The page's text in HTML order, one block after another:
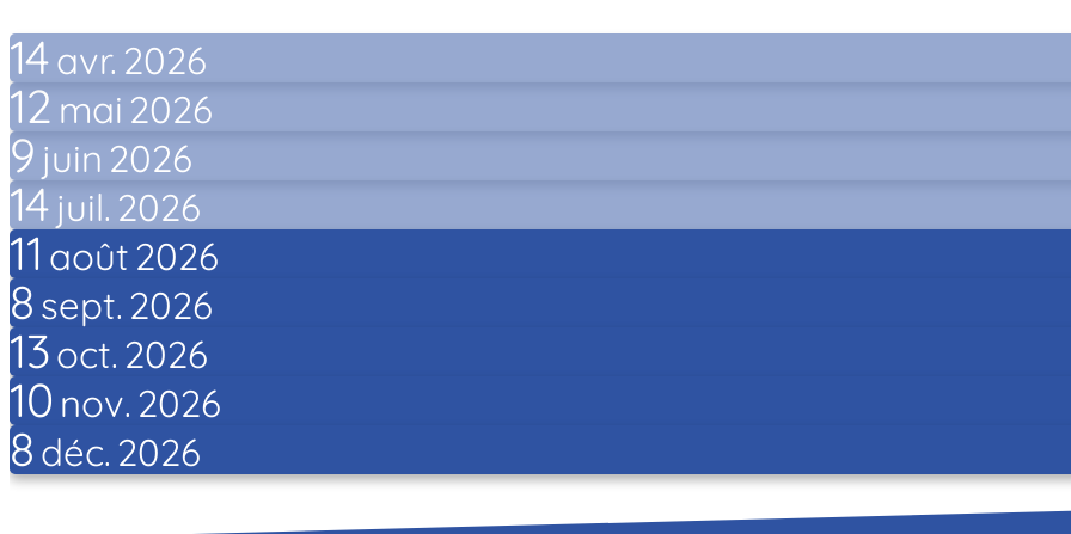
14avr. 2026
12 mai 2026
9 juin 2026
14 juil. 2026
11 août 2026
8 sept. 2026
13oct. 2026
10 nov. 2026
8 déc. 2026